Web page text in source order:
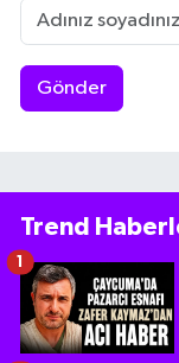
Gönder
Trend
1